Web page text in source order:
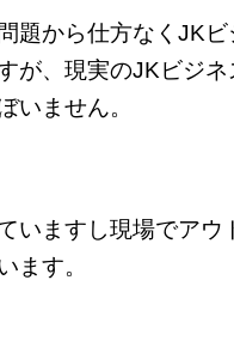
題から仕方なくJK
が、現実のJKビジネ
いません。
いますし現場でアウ
ます。